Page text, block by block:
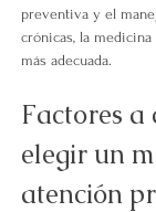
preventiva y el
crónicas, la
más adecuada.
Factores
elegir un
atención